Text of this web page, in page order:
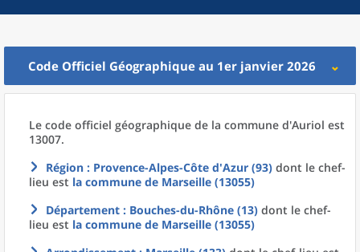
Code Officiel Géographique au 1er janvier 2026
Le code officiel géographique de la commune d'Auriol est
13007.
Région : Provence-Alpes-Côte d'Azur (93) dont le chef-
lieu est la commune de Marseille (13055)
Département : Bouches-du-Rhône (13) dont le chef-
lieu est la commune de Marseille (13055)